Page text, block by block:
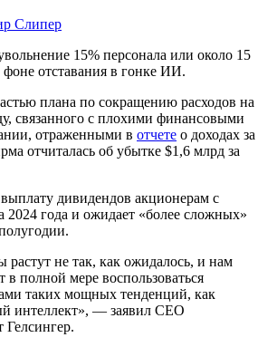
Слипер
15% персонала или около 15
фоне отставания в гонке ИИ.
плана по сокращению расходов на
связанного с плохими финансовыми
отраженными в отчете о доходах за
отчиталась об убытке $1,6 млрд за
дивидендов акционерам с
2024 года и ожидает «более сложных»
не так, как ожидалось, и нам
в полной мере воспользоваться
таких мощных тенденций, как
интеллект», — заявил CEO